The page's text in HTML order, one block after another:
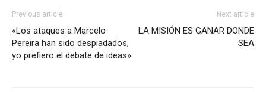
Previous article
«Los ataques a Marcelo
Pereira han sido despiadados,
yo prefiero el debate de ideas»
Next article
LA MISIÓN ES GANAR DONDE
SEA